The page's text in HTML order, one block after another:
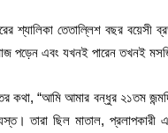
শ্যালিকা তেতাল্লিশ বছর
পড়েন এবং যখনই পারেন তখনই
কথা, “আমি আমার বন্ধুর ২১তম
তারা ছিল মাতাল,